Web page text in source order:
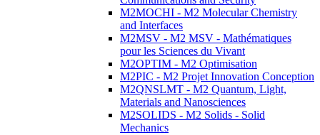
M2MOCHI - M2 Molecular Chemistry
and Interfaces
M2MSV - M2 MSV - Mathématiques
pour les Sciences du Vivant
M2OPTIM - M2 Optimisation
M2PIC - M2 Projet Innovation Conception
M2QNSLMT - M2 Quantum, Light,
Materials and Nanosciences
M2SOLIDS - M2 Solids - Solid
Mechanics